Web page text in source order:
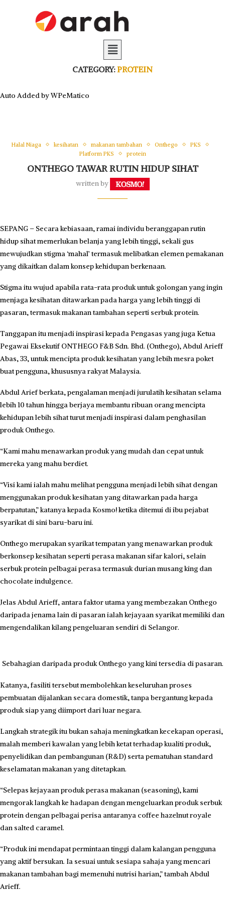
CATEGORY:PROTEIN
Auto Added by WPeMatico
Halal Niaga kesihatan makanan tambahan Onthego
PKS
Platform PKS
protein
ONTHEGO TAWAR RUTIN HIDUP SIHAT
written by
SEPANG – Secara kebiasaan, ramai individu beranggapan rutin
hidup sihat memerlukan belanja yang lebih tinggi, sekali gus
mewujudkan stigma ‘mahal’ termasuk melibatkan elemen pemakanan
yang dikaitkan dalam konsep kehidupan berkenaan.
Stigma itu wujud apabila rata-rata produk untuk golongan yang ingin
menjaga kesihatan ditawarkan pada harga yang lebih tinggi di
pasaran, termasuk makanan tambahan seperti serbuk protein.
Tanggapan itu menjadi inspirasi kepada Pengasas yang juga Ketua
Pegawai Eksekutif ONTHEGO F&B Sdn. Bhd. (Onthego), Abdul Arieff
Abas, 33, untuk mencipta produk kesihatan yang lebih mesra poket
buat pengguna, khususnya rakyat Malaysia.
Abdul Arief berkata, pengalaman menjadi jurulatih kesihatan selama
lebih 10 tahun hingga berjaya membantu ribuan orang mencipta
kehidupan lebih sihat turut menjadi inspirasi dalam penghasilan
produk Onthego.
“Kami mahu menawarkan produk yang mudah dan cepat untuk
mereka yang mahu berdiet.
“Visi kami ialah mahu melihat pengguna menjadi lebih sihat dengan
menggunakan produk kesihatan yang ditawarkan pada harga
berpatutan,” katanya kepada Kosmo! ketika ditemui di ibu pejabat
syarikat di sini baru-baru ini.
Onthego merupakan syarikat tempatan yang menawarkan produk
berkonsep kesihatan se­perti perasa makanan sifar kalori, selain
serbuk protein pelbagai perasa termasuk durian musang king dan
chocolate indulgence.
Jelas Abdul Arieff, antara faktor utama yang membezakan Onthego
daripada jenama lain di pasaran ialah kejayaan syarikat memiliki dan
mengendalikan kilang pengeluaran sendiri di Selangor.
Sebahagian daripada produk Onthego yang kini tersedia di pasaran.
Katanya, fasiliti tersebut membolehkan keseluruhan pro­ses
pembuatan dijalankan secara domestik, tanpa bergantung kepada
produk siap yang diimport dari luar negara.
Langkah strategik itu bukan sahaja meningkatkan kecekapan operasi,
malah memberi kawalan yang lebih ketat terhadap kualiti produk,
penyelidikan dan pembangunan (R&D) serta pematuhan standard
keselamatan makanan yang ditetapkan.
“Selepas kejayaan produk pe­rasa makanan (seasoning), kami
mengorak langkah ke hadapan dengan mengeluarkan produk serbuk
protein dengan pelbagai perisa antaranya coffee hazelnut royale
dan salted caramel.
“Produk ini mendapat permintaan tinggi dalam kalangan pengguna
yang aktif bersukan. Ia sesuai untuk sesiapa sahaja yang mencari
makanan tambahan bagi memenuhi nutrisi harian,” tambah Abdul
Arieff.